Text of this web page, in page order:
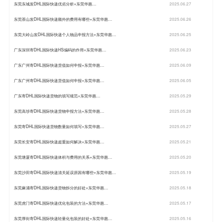
东莞东城发DHL国际快递优劣分析+东莞华惠… 2025.06.27
东莞茶山发DHL国际快递额外的费用有哪些+东莞华惠… 2025.06.26
东莞大岭山发DHL国际快递个人物品申报方法+东莞华惠… 2025.06.25
广东深圳寄DHL国际快递HS编码的作用+东莞华惠… 2025.06.23
广东广州寄DHL国际快递货值如何申报+东莞华惠… 2025.06.09
广东广州寄DHL国际快递货值如何申报+东莞华惠… 2025.06.05
广东寄DHL国际快递货物的填写规范+东莞华惠… 2025.05.29
东莞高埗寄DHL国际快递货物申报方法+东莞华惠… 2025.05.28
东莞寄DHL国际快递货物数量如何填写+东莞华惠… 2025.05.27
东莞长安寄DHL国际快递超重如何解决+东莞华惠… 2025.05.21
东莞塘厦寄DHL国际快递体积与费用的关系+东莞华惠… 2025.05.20
东莞沙田寄DHL国际快递清关延误原因有哪些+东莞华惠… 2025.05.19
东莞麻涌寄DHL国际快递货物拆分的好处+东莞华惠… 2025.05.18
东莞虎门寄DHL国际快递优化包装的方法+东莞华惠… 2025.05.17
东莞厚街寄DHL国际快递轻量化包装的好处+东莞华惠… 2025.05.16